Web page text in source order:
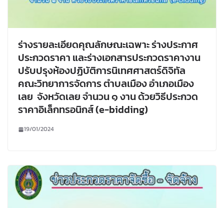
ร่างรายละเอียดคุณลักษณะเฉพาะ ร่างประกาศ
ประกวดราคา และร่างเอกสารประกวดราคางาน
ปรับปรุงห้องปฏิบัติการนิเทศศาสตร์ดิจิทัล
คณะวิทยาการจัดการ ตำบลเมือง อำเภอเมือง
เลย จังหวัดเลย จำนวน ๑ งาน ด้วยวิธีประกวด
ราคาอิเล็กทรอนิกส์ (e-bidding)
19/01/2024